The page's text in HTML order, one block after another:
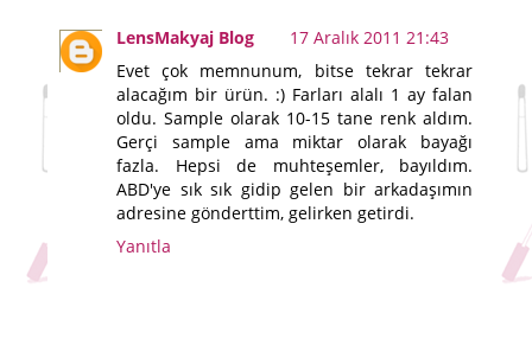
LensMakyaj Blog
17 Aralık 2011 21:43
Evet çok memnunum, bitse tekrar tekrar
alacağım bir ürün. :) Farları alalı 1 ay falan
oldu. Sample olarak 10-15 tane renk aldım.
Gerçi sample ama miktar olarak bayağı
fazla. Hepsi de muhteşemler, bayıldım.
ABD'ye sık sık gidip gelen bir arkadaşımın
adresine gönderttim, gelirken getirdi.
Yanıtla